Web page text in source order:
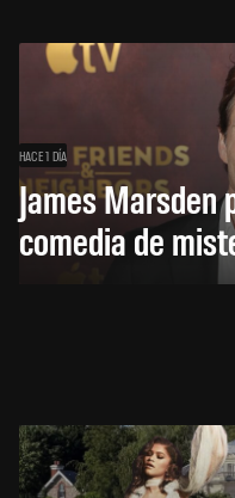
HACE 1 DÍA
James Marsden
comedia de